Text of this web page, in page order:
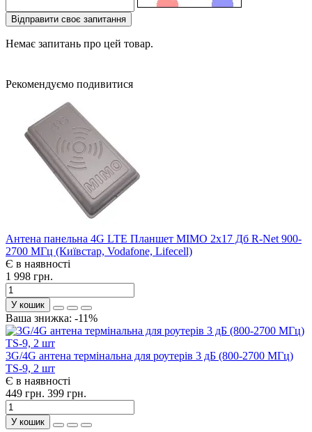
Відправити своє запитання
Немає запитань про цей товар.
Рекомендуємо подивитися
Антена панельна 4G LTE Планшет MIMO 2х17 Дб R-Net 900-
2700 МГц (Київстар, Vodafone, Lifecell)
Є в наявності
1 998 грн.
У кошик
Ваша знижка: -11%
3G/4G антена термінальна для роутерів 3 дБ (800-2700 МГц)
TS-9, 2 шт
Є в наявності
449 грн. 399 грн.
У кошик